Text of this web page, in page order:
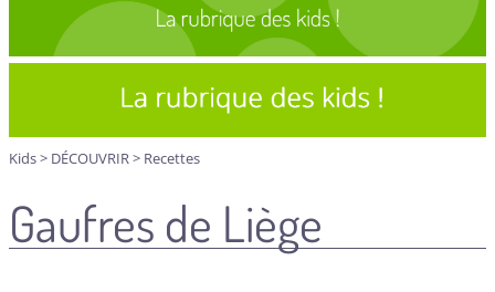
Kids> DÉCOUVRIR> Recettes
Gaufres de Liège